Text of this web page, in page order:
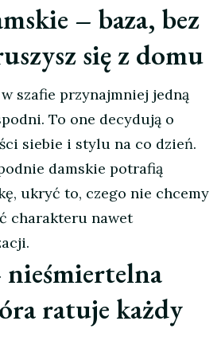
– baza, bez
się z domu
szafie przynajmniej jedną
To one decydują o
siebie i stylu na co dzień.
damskie potrafią
ukryć to, czego nie chcemy
charakteru nawet
nieśmiertelna
ratuje każdy